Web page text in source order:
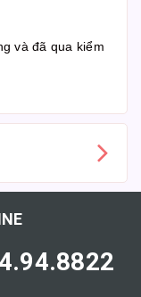
và đã qua kiểm
cơ địa mỗi người."